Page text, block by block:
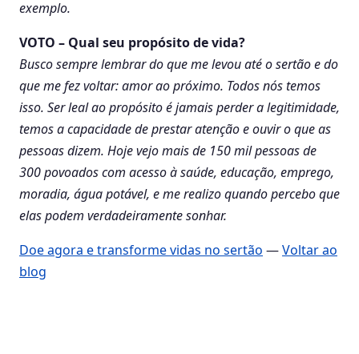
exemplo.
VOTO – Qual seu propósito de vida?
Busco sempre lembrar do que me levou até o sertão e do
que me fez voltar: amor ao próximo. Todos nós temos
isso. Ser leal ao propósito é jamais perder a legitimidade,
temos a capacidade de prestar atenção e ouvir o que as
pessoas dizem. Hoje vejo mais de 150 mil pessoas de
300 povoados com acesso à saúde, educação, emprego,
moradia, água potável, e me realizo quando percebo que
elas podem verdadeiramente sonhar.
Doe agora e transforme vidas no sertão —Voltar ao
blog